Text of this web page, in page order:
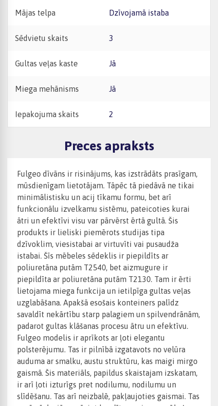
Mājas telpa Dzīvojamā istaba
Sēdvietu skaits 3
Gultas veļas kaste Jā
Miega mehānisms Jā
Iepakojuma skaits 2
Preces apraksts
Fulgeo dīvāns ir risinājums, kas izstrādāts prasīgam,
mūsdienīgam lietotājam. Tāpēc tā piedāvā ne tikai
minimālistisku un acij tīkamu formu, bet arī
funkcionālu izvelkamu sistēmu, pateicoties kurai
ātri un efektīvi visu var pārvērst ērtā gultā. Šis
produkts ir lieliski piemērots studijas tipa
dzīvoklim, viesistabai ar virtuvīti vai pusaudža
istabai. Šīs mēbeles sēdeklis ir piepildīts ar
poliuretāna putām T2540, bet aizmugure ir
piepildīta ar poliuretāna putām T2130. Tam ir ērti
lietojama miega funkcija un ietilpīga gultas veļas
uzglabāšana. Apakšā esošais konteiners palīdz
savaldīt nekārtību starp palagiem un spilvendrānām,
padarot gultas klāšanas procesu ātru un efektīvu.
Fulgeo modelis ir aprīkots ar ļoti elegantu
polsterējumu. Tas ir pilnībā izgatavots no velūra
auduma ar smalku, austu struktūru, kas maigi mirgo
gaismā. Šis materiāls, papildus skaistajam izskatam,
ir arī ļoti izturīgs pret nodilumu, nodilumu un
slīdēšanu. Tas arī neizbalē, pakļaujoties gaismai. Tas